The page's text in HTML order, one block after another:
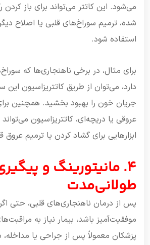
می‌شود. این کاتتر می‌تواند برای باز
شده، ترمیم سوراخ‌های قلبی یا اصلاح
استفاده شود.
برای مثال، در برخی ناهنجاری‌ها که
دارد، می‌توان از طریق کاتتریزاسیون این
جریان خون را بهبود بخشید. همچنین
عروقی یا دریچه‌ای، کاتتریزاسیون می‌تواند
ابزارهایی برای گشاد کردن یا ترمیم
4. مانیتورینگ و
طولانی‌مدت
پس از درمان ناهنجاری‌های قلبی، حتی
موفقیت‌آمیز باشد، بیمار نیاز به
پزشکان معمولاً پس از جراحی یا مداخله،